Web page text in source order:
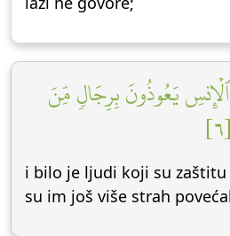
يَعُوذُونَ بِرِجَالٖ مِّنَ
i bilo je ljudi koji su
su im još više strah